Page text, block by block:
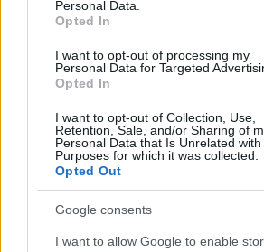
Personal Data.
Opted In
I want to opt-out of processing my
Personal Data for Targeted
Opted In
I want to opt-out of Collection, Use,
Retention, Sale, and/or Sharing of
Personal Data that Is Unrelated
Purposes for which it was collected.
Opted Out
Google consents
I want to allow Google to enable